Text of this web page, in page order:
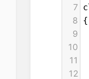
7
8 {
9
10
11
12